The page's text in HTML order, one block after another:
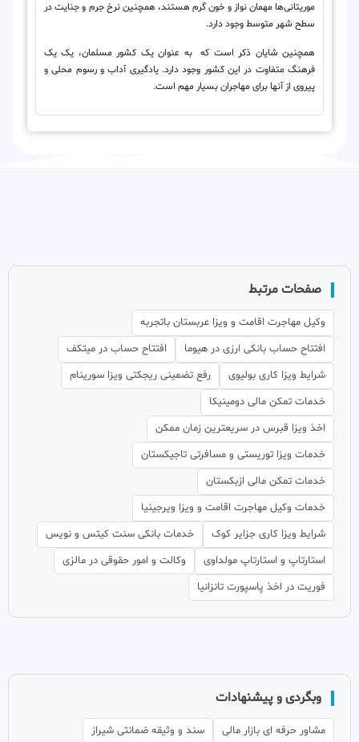
موریتانی‌ها مهمان نواز و خون گرم هستند، همچنین نرخ جرم و جنایت در
سطح شهر متوسط وجود دارد.
همچنین شایان ذکر است که به عنوان یک کشور مسلمان، یک یک
فرهنگ متفاوت در این کشور وجود دارد. یادگیری آداب و رسوم محلی و
پیروی از آنها برای مهاجران بسیار مهم است.
صفحات مرتبط
وکیل مهاجرت اقامت و ویزا عربستان باتجربه
افتتاح حساب بانکی ارزی در هیوما
افتتاح حساب در میتکف
شرایط ویزا کاری بولیوی
رفع تضمینی ریجکتی ویزا سورینام
خدمات تمکن مالی دومینیکا
اخذ ویزا قبرس در سریعترین زمان ممکن
خدمات ویزا توریستی و مسافرتی تاجیکستان
خدمات تمکن مالی ازبکستان
خدمات وکیل مهاجرت اقامت و ویزا ویرجینیا
شرایط ویزا کاری جزایر کوک
خدمات بانکی سنت کیتس و نویس
استارتاپ و استارتاپ مولداوی
وکالت و امور حقوقی در مالزی
فوریت در اخذ پاسپورت تانزانیا
وبگردی و پیشنهادات
مشاور حرفه ای بازار مالی
سند و وثیقه ضمانتی شیراز